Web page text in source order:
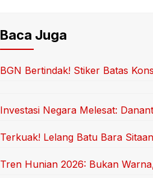
Baca Juga
BGN Bertindak! Stiker Batas
Investasi Negara Melesat:
Terkuak! Lelang Batu Bara
Tren Hunian 2026: Bukan